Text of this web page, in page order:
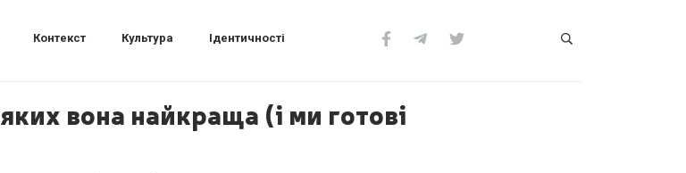
Контекст Культура Ідентичності
вона найкраща (і ми готові